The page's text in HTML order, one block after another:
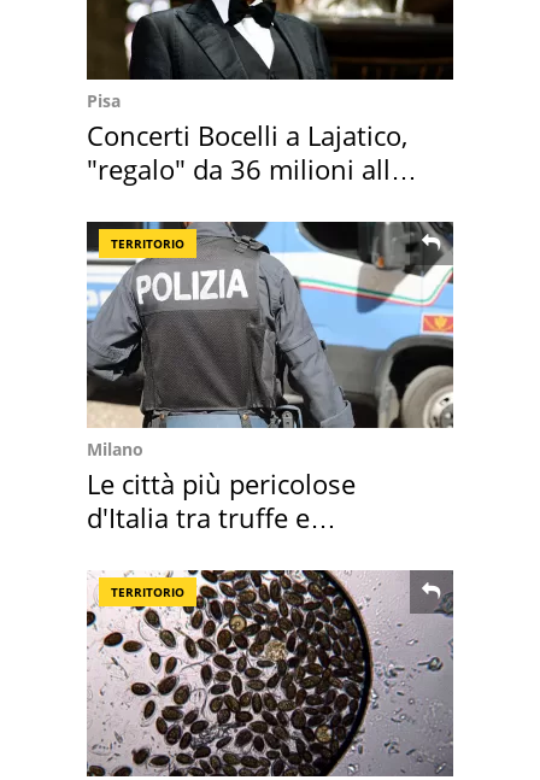
Pisa
Concerti Bocelli a Lajatico,
"regalo" da 36 milioni alla
TERRITORIO
Milano
Le città più pericolose
d'Italia tra truffe e
TERRITORIO